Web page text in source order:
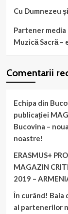
Cu Dumnezeu
Partener
Muzică Sacră –
Comentarii
Echipa din
publicației
Bucovina –
noastre!
ERASMUS+
MAGAZIN
2019 –
În curând! Baia
al partenerilor